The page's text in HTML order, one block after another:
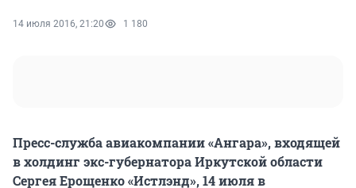
14 июля 2016, 21:20 1 180
Пресс-служба авиакомпании «Ангара», входящей
в холдинг экс-губернатора Иркутской области
Сергея Ерощенко «Истлэнд», 14 июля в